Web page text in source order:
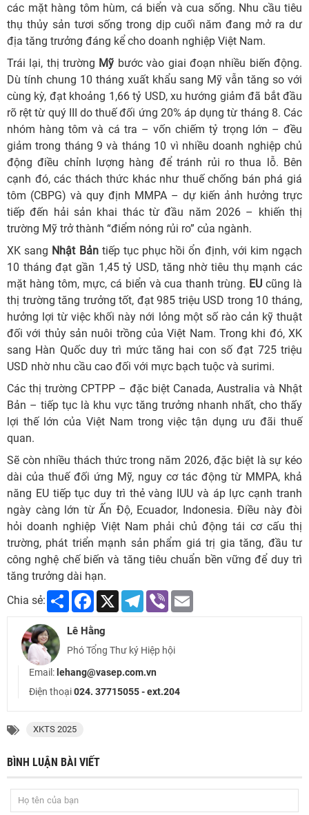
các mặt hàng tôm hùm, cá biển và cua sống. Nhu cầu tiêu
thụ thủy sản tươi sống trong dịp cuối năm đang mở ra dư
địa tăng trưởng đáng kể cho doanh nghiệp Việt Nam.
Trái lại, thị trường Mỹ bước vào giai đoạn nhiều biến động.
Dù tính chung 10 tháng xuất khẩu sang Mỹ vẫn tăng so với
cùng kỳ, đạt khoảng 1,66 tỷ USD, xu hướng giảm đã bắt đầu
rõ rệt từ quý III do thuế đối ứng 20% áp dụng từ tháng 8. Các
nhóm hàng tôm và cá tra – vốn chiếm tỷ trọng lớn – đều
giảm trong tháng 9 và tháng 10 vì nhiều doanh nghiệp chủ
động điều chỉnh lượng hàng để tránh rủi ro thua lỗ. Bên
cạnh đó, các thách thức khác như thuế chống bán phá giá
tôm (CBPG) và quy định MMPA – dự kiến ảnh hưởng trực
tiếp đến hải sản khai thác từ đầu năm 2026 – khiến thị
trường Mỹ trở thành “điểm nóng rủi ro” của ngành.
XK sang Nhật Bảntiếp tục phục hồi ổn định, với kim ngạch
10 tháng đạt gần 1,45 tỷ USD, tăng nhờ tiêu thụ mạnh các
mặt hàng tôm, mực, cá biển và cua thanh trùng. EU cũng là
thị trường tăng trưởng tốt, đạt 985 triệu USD trong 10 tháng,
hưởng lợi từ việc khối này nới lỏng một số rào cản kỹ thuật
đối với thủy sản nuôi trồng của Việt Nam. Trong khi đó, XK
sang Hàn Quốc duy trì mức tăng hai con số đạt 725 triệu
USD nhờ nhu cầu cao đối với mực bạch tuộc và surimi.
Các thị trường CPTPP – đặc biệt Canada, Australia và Nhật
Bản – tiếp tục là khu vực tăng trưởng nhanh nhất, cho thấy
lợi thế lớn của Việt Nam trong việc tận dụng ưu đãi thuế
quan.
Sẽ còn nhiều thách thức trong năm 2026, đặc biệt là sự kéo
dài của thuế đối ứng Mỹ, nguy cơ tác động từ MMPA, khả
năng EU tiếp tục duy trì thẻ vàng IUU và áp lực cạnh tranh
ngày càng lớn từ Ấn Độ, Ecuador, Indonesia. Điều này đòi
hỏi doanh nghiệp Việt Nam phải chủ động tái cơ cấu thị
trường, phát triển mạnh sản phẩm giá trị gia tăng, đầu tư
công nghệ chế biến và tăng tiêu chuẩn bền vững để duy trì
tăng trưởng dài hạn.
Chia sẻ:
Share Facebook
X Telegram
Viber
Lê Hằng
Phó Tổng Thư ký Hiệp hội
Email: lehang@vasep.com.vn
Điện thoại024. 37715055 - ext.204
XKTS 2025
BÌNH LUẬN BÀI VIẾT